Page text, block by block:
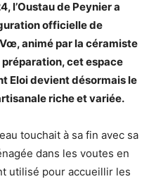
l’Oustau de Peynier a
officielle de
Vœ, animé par la céramiste
préparation, cet espace
Eloi devient désormais le
riche et variée.
touchait à sa fin avec sa
dans les voutes en
utilisé pour accueillir les